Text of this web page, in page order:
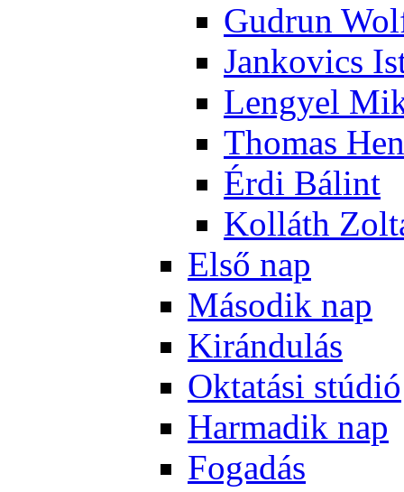
Gud­run
Jan­ko­vics
Len­gyel
Tho­mas
Ér­di Bá­lint
Kol­láth
El­ső nap
Má­so­dik nap
Ki­rán­du­lás
Ok­ta­tá­si stú­dió
Har­ma­dik nap
Fo­ga­dás